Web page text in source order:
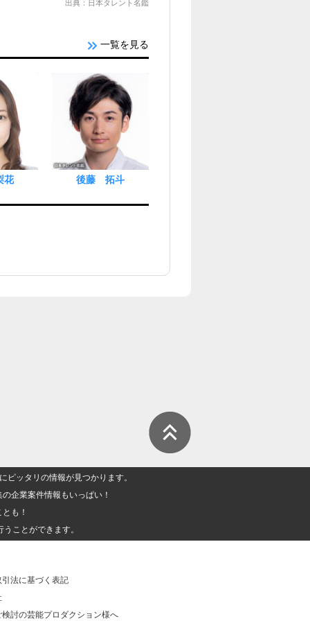
出典：日本タレント名鑑
一覧を見る
花 後藤 拓斗
ッタリの情報が見つかります。
企業案件情報もいっぱい！
も！
ことができます。
法に基づく表記
討の芸能プロダクション様へ